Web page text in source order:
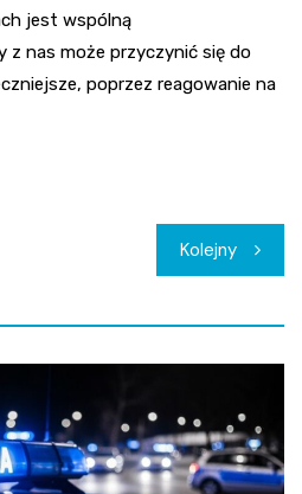
jest wspólną
z nas może przyczynić się do
poprzez reagowanie na
Kolejny